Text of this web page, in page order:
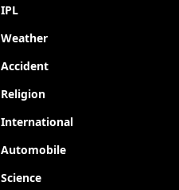
IPL
Weather
Accident
Religion
International
Automobile
Science